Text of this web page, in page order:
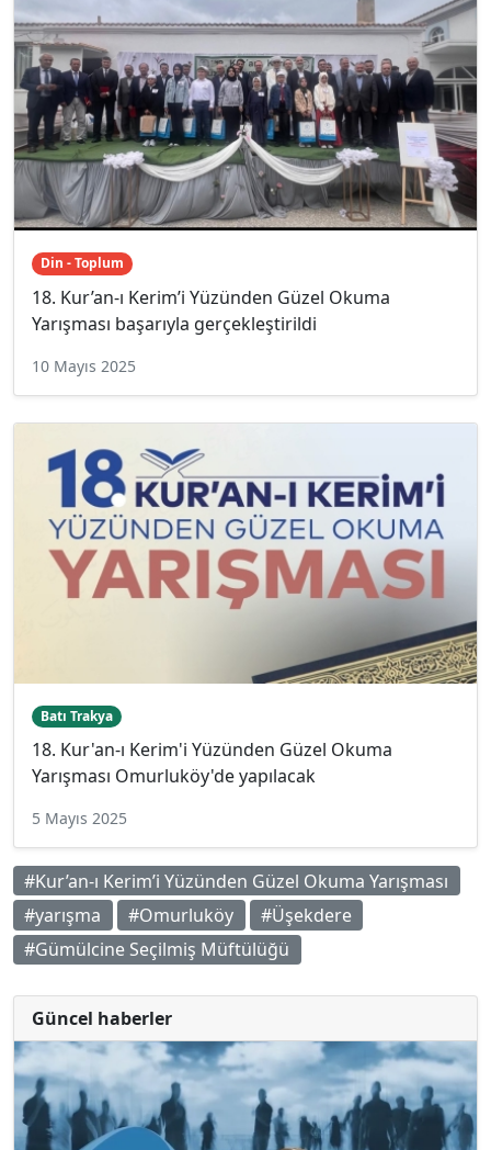
Din - Toplum
18. Kur’an-ı Kerim’i Yüzünden Güzel Okuma
Yarışması başarıyla gerçekleştirildi
10 Mayıs 2025
Batı Trakya
18. Kur'an-ı Kerim'i Yüzünden Güzel Okuma
Yarışması Omurluköy'de yapılacak
5 Mayıs 2025
#Kur’an-ı Kerim’i Yüzünden Güzel Okuma Yarışması
#yarışma
#Omurluköy
#Üşekdere
#Gümülcine Seçilmiş Müftülüğü
Güncel haberler